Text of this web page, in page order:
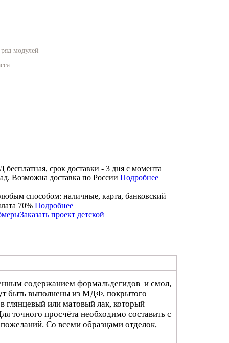
модулей
срок доставки - 3 дня с момента
Возможна доставка по России Подробнее
способом: наличные, карта, банковский
70% Подробнее
Заказать проект детской
содержанием формальдегидов и смол,
быть выполнены из МДФ, покрытого
или матовый лак, который
точного просчёта необходимо составить с
Со всеми образцами отделок,